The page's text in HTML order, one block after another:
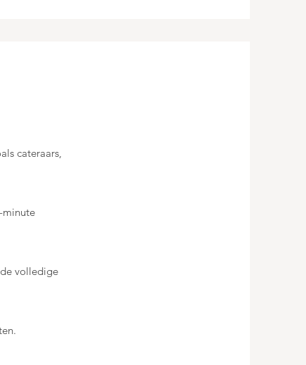
cateraars,
minute
volledige